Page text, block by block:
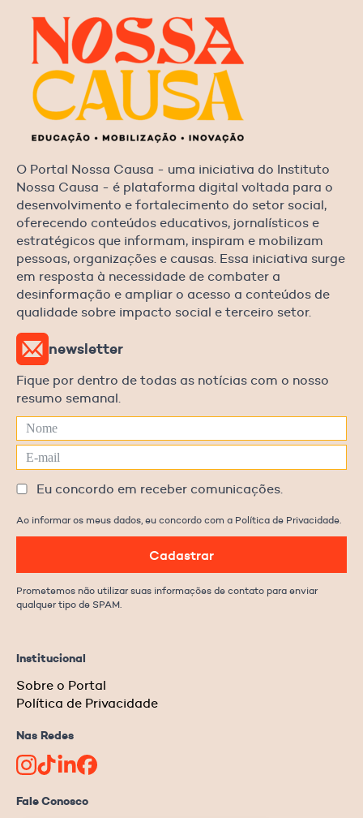
O Portal Nossa Causa - uma iniciativa do Instituto
Nossa Causa - é plataforma digital voltada para o
desenvolvimento e fortalecimento do setor social,
oferecendo conteúdos educativos, jornalísticos e
estratégicos que informam, inspiram e mobilizam
pessoas, organizações e causas. Essa iniciativa surge
em resposta à necessidade de combater a
desinformação e ampliar o acesso a conteúdos de
qualidade sobre impacto social e terceiro setor.
Institucional
Sobre o Portal
Política de Privacidade
Nas Redes
Fale Conosco
newsletter
Fique por dentro de todas as notícias com o nosso
resumo semanal.
Eu concordo em receber comunicações.
Ao informar os meus dados, eu concordo com a Política de Privacidade.
Cadastrar
Prometemos não utilizar suas informações de contato para enviar
qualquer tipo de SPAM.